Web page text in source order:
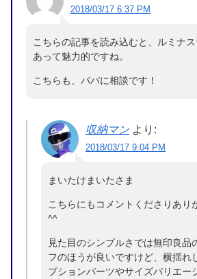
2018/03/17 6:37 PM
こちらの記事を読み込むと、ルミナ
あって魅力的ですね。
こちらも、パパに相談です！
収納マン より:
2018/03/17 9:04 PM
まいたけまいたさま
こちらにもコメントくださりあり
^^
見た目のシンプルさでは無印良品
フのほうが良いですけど、横揺れ
プションパーツやサイズバリエー